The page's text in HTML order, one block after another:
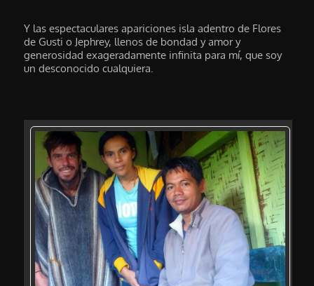
Y las espectaculares apariciones isla adentro de Flores
de Gusti o Jephrey, llenos de bondad y amor y
generosidad exageradamente infinita para mí, que soy
un desconocido cualquiera.